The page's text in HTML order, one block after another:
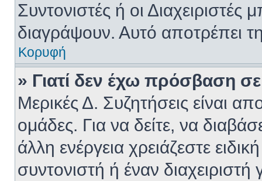
Συντονιστές ή οι
διαγράψουν. Αυτό αποτρέπει
Κορυφή
» Γιατί δεν έχω πρόσβαση
Μερικές Δ. Συζητήσεις είναι
ομάδες. Για να δείτε, να
άλλη ενέργεια χρειάζεστε
συντονιστή ή έναν διαχειριστή